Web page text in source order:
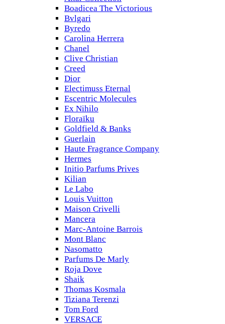
Boadicea The Victorious
Bvlgari
Byredo
Carolina Herrera
Chanel
Clive Christian
Creed
Dior
Electimuss Eternal
Escentric Molecules
Ex Nihilo
Floraïku
Goldfield & Banks
Guerlain
Haute Fragrance Company
Hermes
Initio Parfums Prives
Kilian
Le Labo
Louis Vuitton
Maison Crivelli
Mancera
Marc-Antoine Barrois
Mont Blanc
Nasomatto
Parfums De Marly
Roja Dove
Shaik
Thomas Kosmala
Tiziana Terenzi
Tom Ford
VERSACE